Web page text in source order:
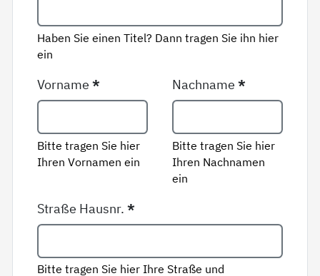
Haben Sie einen Titel? Dann tragen Sie ihn hier
ein
Vorname*
Bitte tragen Sie hier
Ihren Vornamen ein
Nachname*
Bitte tragen Sie hier
Ihren Nachnamen
ein
Straße Hausnr.*
Bitte tragen Sie hier Ihre Straße und